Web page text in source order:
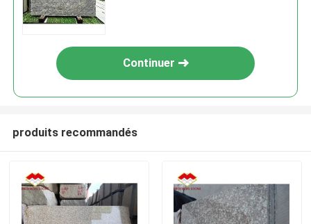
Continuer
produits recommandés